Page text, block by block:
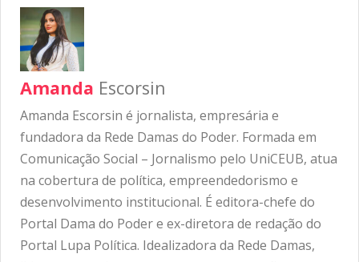
Amanda Escorsin
Amanda Escorsin é jornalista, empresária e
fundadora da Rede Damas do Poder. Formada em
Comunicação Social – Jornalismo pelo UniCEUB, atua
na cobertura de política, empreendedorismo e
desenvolvimento institucional. É editora-chefe do
Portal Dama do Poder e ex-diretora de redação do
Portal Lupa Política. Idealizadora da Rede Damas,